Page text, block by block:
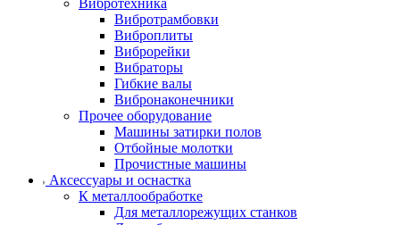
Вибротрамбовки
Виброплиты
Виброрейки
Вибраторы
Гибкие валы
Вибронаконечники
Прочее оборудование
Машины затирки полов
Отбойные молотки
Прочистные машины
Аксeccyapы и оснастка
К металлообработке
Для металлорежущих станков